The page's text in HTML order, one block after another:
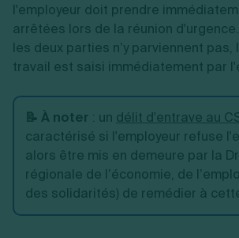
l'employeur doit prendre
arrêtées lors de la réunion d'urgence.
les deux parties n’y parviennent pas,
travail est saisi immédiatement par
📝 À noter : un délit d'entrave au
caractérisé si l'employeur refuse
alors être mis en demeure par la
régionale de l’économie, de
des solidarités) de remédier à